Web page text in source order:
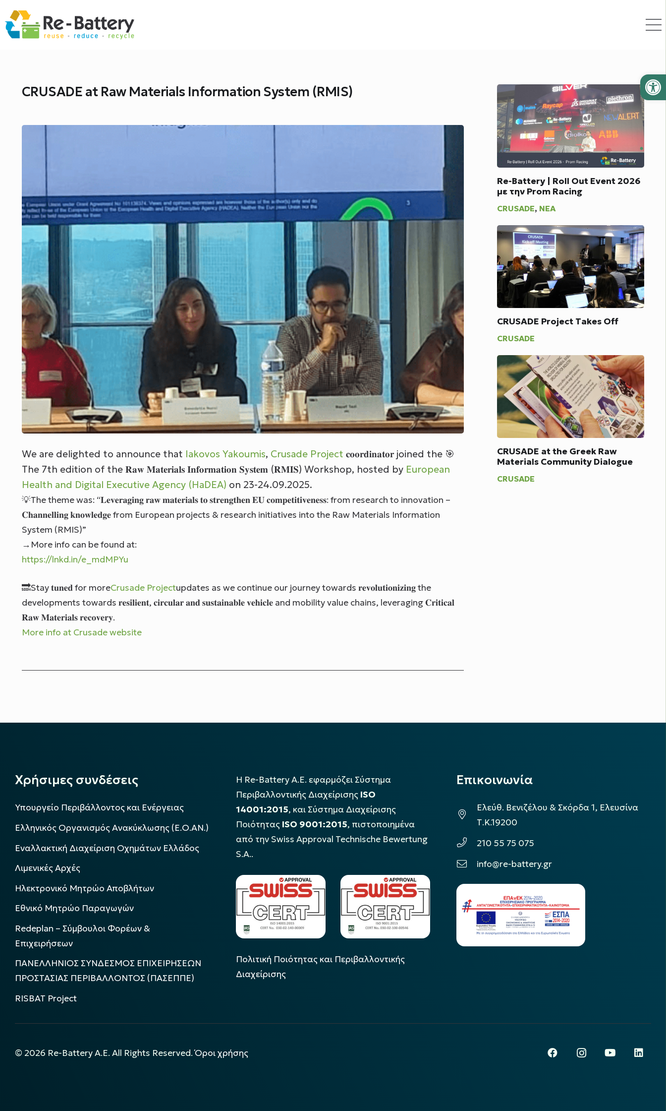
CRUSADE at Raw Materials Information System (RMIS)
We are delighted to announce that Iakovos Yakoumis, Crusade Project 𝐜𝐨𝐨𝐫𝐝𝐢𝐧𝐚𝐭𝐨𝐫 joined the 🎯
The 7th edition of the 𝐑𝐚𝐰 𝐌𝐚𝐭𝐞𝐫𝐢𝐚𝐥𝐬 𝐈𝐧𝐟𝐨𝐫𝐦𝐚𝐭𝐢𝐨𝐧 𝐒𝐲𝐬𝐭𝐞𝐦 (𝐑𝐌𝐈𝐒) Workshop, hosted by European
Health and Digital Executive Agency (HaDEA) on 23-24.09.2025.
💡The theme was: “𝐋𝐞𝐯𝐞𝐫𝐚𝐠𝐢𝐧𝐠 𝐫𝐚𝐰 𝐦𝐚𝐭𝐞𝐫𝐢𝐚𝐥𝐬 𝐭𝐨 𝐬𝐭𝐫𝐞𝐧𝐠𝐭𝐡𝐞𝐧 𝐄𝐔 𝐜𝐨𝐦𝐩𝐞𝐭𝐢𝐭𝐢𝐯𝐞𝐧𝐞𝐬𝐬: from research to innovation –
𝐂𝐡𝐚𝐧𝐧𝐞𝐥𝐥𝐢𝐧𝐠 𝐤𝐧𝐨𝐰𝐥𝐞𝐝𝐠𝐞 from European projects & research initiatives into the Raw Materials Information
System (RMIS)”
→More info can be found at:
https://lnkd.in/e_mdMPYu
🔜Stay 𝐭𝐮𝐧𝐞𝐝 for moreCrusade Projectupdates as we continue our journey towards 𝐫𝐞𝐯𝐨𝐥𝐮𝐭𝐢𝐨𝐧𝐢𝐳𝐢𝐧𝐠 the
developments towards 𝐫𝐞𝐬𝐢𝐥𝐢𝐞𝐧𝐭, 𝐜𝐢𝐫𝐜𝐮𝐥𝐚𝐫 𝐚𝐧𝐝 𝐬𝐮𝐬𝐭𝐚𝐢𝐧𝐚𝐛𝐥𝐞 𝐯𝐞𝐡𝐢𝐜𝐥𝐞 and mobility value chains, leveraging 𝐂𝐫𝐢𝐭𝐢𝐜𝐚𝐥
𝐑𝐚𝐰 𝐌𝐚𝐭𝐞𝐫𝐢𝐚𝐥𝐬 𝐫𝐞𝐜𝐨𝐯𝐞𝐫𝐲.
More info at Crusade website
Re-Battery | Roll Out Event 2026
με την Prom Racing
CRUSADE, ΝΈΑ
CRUSADE Project Takes Off
CRUSADE
CRUSADE at the Greek Raw
Materials Community Dialogue
CRUSADE
Χρήσιμες συνδέσεις
Υπουργείο Περιβάλλοντος και Ενέργειας
Ελληνικός Οργανισμός Ανακύκλωσης (Ε.Ο.ΑΝ.)
Εναλλακτική Διαχείριση Οχημάτων Ελλάδος
Λιμενικές Αρχές
Ηλεκτρονικό Μητρώο Αποβλήτων
Εθνικό Μητρώο Παραγωγών
Redeplan – Σύμβουλοι Φορέων &
Επιχειρήσεων
ΠΑΝΕΛΛΗΝΙΟΣ ΣΥΝΔΕΣΜΟΣ ΕΠΙΧΕΙΡΗΣΕΩΝ
ΠΡΟΣΤΑΣΙΑΣ ΠΕΡΙΒΑΛΛΟΝΤΟΣ (ΠΑΣΕΠΠΕ)
RISBAT Project
Η Re-Battery Α.Ε. εφαρμόζει Σύστημα
Περιβαλλοντικής Διαχείρισης ISO
14001:2015, και Σύστημα Διαχείρισης
Ποιότητας ISO 9001:2015, πιστοποιημένα
από την Swiss Approval Technische Bewertung
S.A..
Πολιτική Ποιότητας και Περιβαλλοντικής
Διαχείρισης
Επικοινωνία
Ελεύθ. Βενιζέλου & Σκόρδα 1, Ελευσίνα
Τ.Κ.19200
210 55 75 075
info@re-battery.gr
© 2026 Re-Battery A.E. All Rights Reserved.Όροι χρήσης